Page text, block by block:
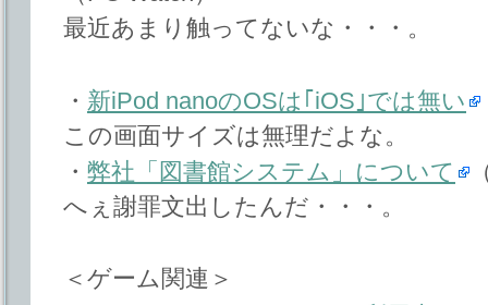
最近あまり触ってないな・・・。
・ 新iPod nanoのOSは｢iOS｣では無い
この画面サイズは無理だよな。
・ 弊社「図書館システム」について
へぇ謝罪文出したんだ・・・。
＜ゲーム関連＞